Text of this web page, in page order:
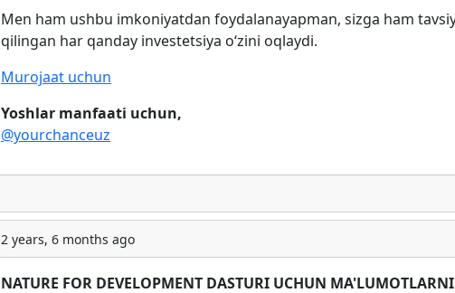
Men ham ushbu imkoniyatdan foydalanayapman, sizga ham
qilingan har qanday investetsiya oʻzini oqlaydi.
Murojaat uchun
Yoshlar manfaati uchun,
@yourchanceuz
2 years, 6 months ago
NATURE FOR DEVELOPMENT DASTURI UCHUN